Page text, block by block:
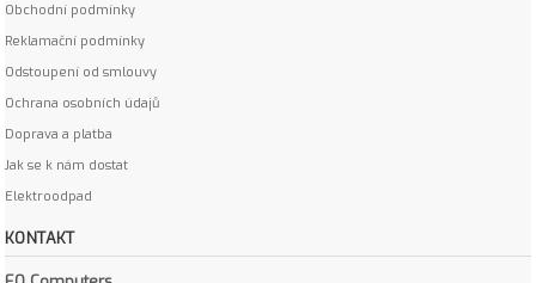
Obchodní podmínky
Reklamační podmínky
Odstoupení od smlouvy
Ochrana osobních údajů
Doprava a platba
Jak se k nám dostat
Elektroodpad
KONTAKT